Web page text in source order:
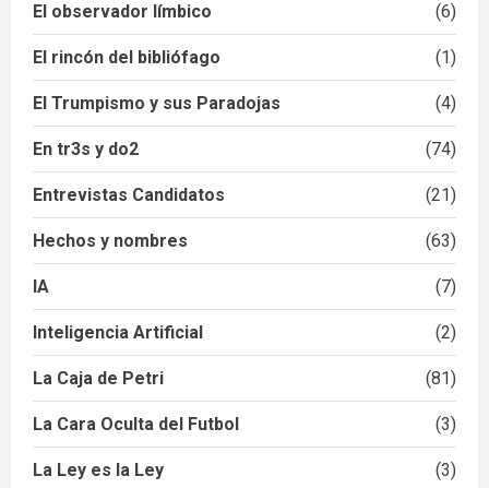
El observador límbico (6)
El rincón del bibliófago (1)
El Trumpismo y sus Paradojas (4)
En tr3s y do2 (74)
Entrevistas Candidatos (21)
Hechos y nombres (63)
IA (7)
Inteligencia Artificial (2)
La Caja de Petri (81)
La Cara Oculta del Futbol (3)
La Ley es la Ley (3)